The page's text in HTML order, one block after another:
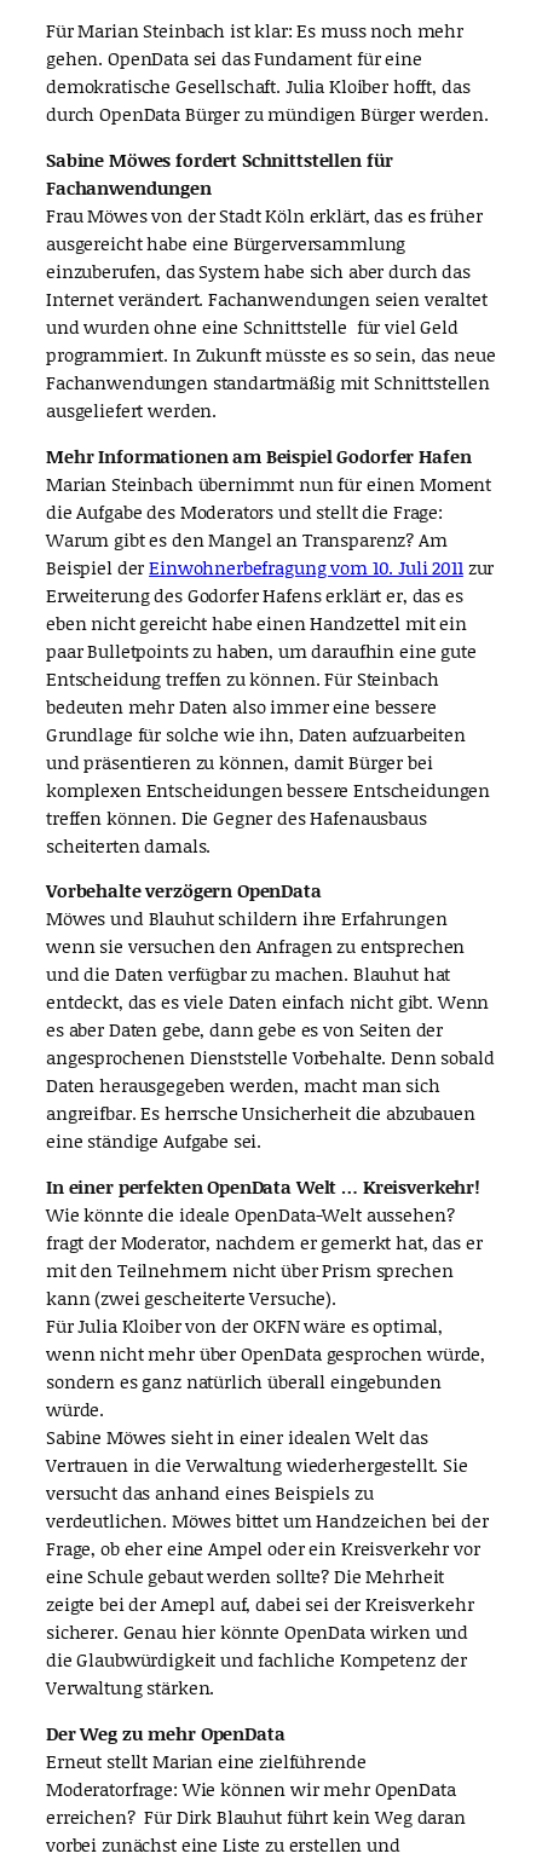
Für Marian Steinbach ist klar: Es muss noch mehr
gehen. OpenData sei das Fundament für eine
demokratische Gesellschaft. Julia Kloiber hofft, das
durch OpenData Bürger zu mündigen Bürger werden.
Sabine Möwes fordert Schnittstellen für
Fachanwendungen
Frau Möwes von der Stadt Köln erklärt, das es früher
ausgereicht habe eine Bürgerversammlung
einzuberufen, das System habe sich aber durch das
Internet verändert. Fachanwendungen seien veraltet
und wurden ohne eine Schnittstelle für viel Geld
programmiert. In Zukunft müsste es so sein, das neue
Fachanwendungen standartmäßig mit Schnittstellen
ausgeliefert werden.
Mehr Informationen am Beispiel Godorfer Hafen
Marian Steinbach übernimmt nun für einen Moment
die Aufgabe des Moderators und stellt die Frage:
Warum gibt es den Mangel an Transparenz? Am
Beispiel derEinwohnerbefragung vom 10. Juli 2011zur
Erweiterung des Godorfer Hafens erklärt er, das es
eben nicht gereicht habe einen Handzettel mit ein
paar Bulletpoints zu haben, um daraufhin eine gute
Entscheidung treffen zu können. Für Steinbach
bedeuten mehr Daten also immer eine bessere
Grundlage für solche wie ihn, Daten aufzuarbeiten
und präsentieren zu können, damit Bürger bei
komplexen Entscheidungen bessere Entscheidungen
treffen können. Die Gegner des Hafenausbaus
scheiterten damals.
Vorbehalte verzögern OpenData
Möwes und Blauhut schildern ihre Erfahrungen
wenn sie versuchen den Anfragen zu entsprechen
und die Daten verfügbar zu machen. Blauhut hat
entdeckt, das es viele Daten einfach nicht gibt. Wenn
es aber Daten gebe, dann gebe es von Seiten der
angesprochenen Dienststelle Vorbehalte. Denn sobald
Daten herausgegeben werden, macht man sich
angreifbar. Es herrsche Unsicherheit die abzubauen
eine ständige Aufgabe sei.
In einer perfekten OpenData Welt … Kreisverkehr!
Wie könnte die ideale OpenData-Welt aussehen?
fragt der Moderator, nachdem er gemerkt hat, das er
mit den Teilnehmern nicht über Prism sprechen
kann (zwei gescheiterte Versuche).
Für Julia Kloiber von der OKFN wäre es optimal,
wenn nicht mehr über OpenData gesprochen würde,
sondern es ganz natürlich überall eingebunden
würde.
Sabine Möwes sieht in einer idealen Welt das
Vertrauen in die Verwaltung wiederhergestellt. Sie
versucht das anhand eines Beispiels zu
verdeutlichen. Möwes bittet um Handzeichen bei der
Frage, ob eher eine Ampel oder ein Kreisverkehr vor
eine Schule gebaut werden sollte? Die Mehrheit
zeigte bei der Amepl auf, dabei sei der Kreisverkehr
sicherer. Genau hier könnte OpenData wirken und
die Glaubwürdigkeit und fachliche Kompetenz der
Verwaltung stärken.
Der Weg zu mehr OpenData
Erneut stellt Marian eine zielführende
Moderatorfrage: Wie können wir mehr OpenData
erreichen? Für Dirk Blauhut führt kein Weg daran
vorbei zunächst eine Liste zu erstellen und